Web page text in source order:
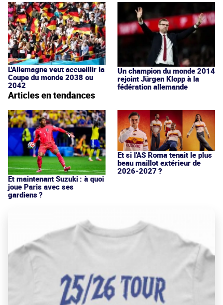
L'Allemagne veut accueillir la
Coupe du monde 2038 ou
2042
Un champion du monde 2014
rejoint Jürgen Klopp à la
fédération allemande
Articles en tendances
Et maintenant Suzuki : à quoi
joue Paris avec ses
gardiens ?
Et si l'AS Roma tenait le plus
beau maillot extérieur de
2026-2027 ?